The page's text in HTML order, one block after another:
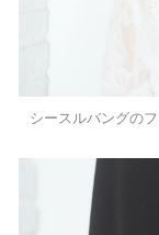
シースルバングの